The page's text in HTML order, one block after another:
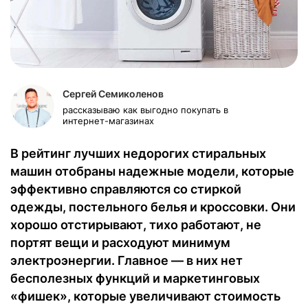
Сергей Семиколенов
рассказываю как выгодно покупать в
интернет-магазинах
В рейтинг лучших недорогих стиральных
машин отобраны надежные модели, которые
эффективно справляются со стиркой
одежды, постельного белья и кроссовки. Они
хорошо отстирывают, тихо работают, не
портят вещи и расходуют минимум
электроэнергии. Главное — в них нет
бесполезных функций и маркетинговых
«фишек», которые увеличивают стоимость